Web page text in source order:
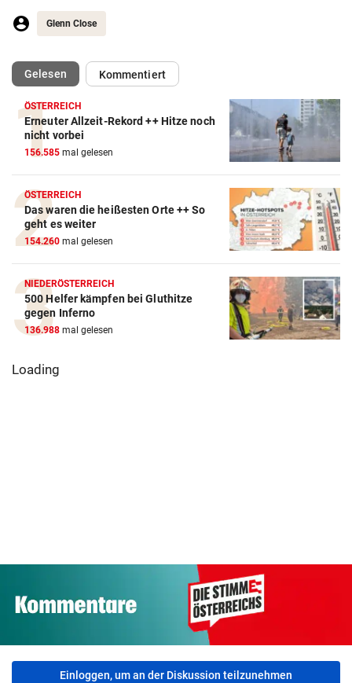
Glenn Close
Gelesen(ausgewählt)Kommentiert
ÖSTERREICH
Erneuter Allzeit-Rekord ++ Hitze noch
nicht vorbei
156.585 mal gelesen
ÖSTERREICH
Das waren die heißesten Orte ++ So
geht es weiter
154.260 mal gelesen
NIEDERÖSTERREICH
500 Helfer kämpfen bei Gluthitze
gegen Inferno
136.988 mal gelesen
Loading
Einloggen, um an der Diskussion teilzunehmen